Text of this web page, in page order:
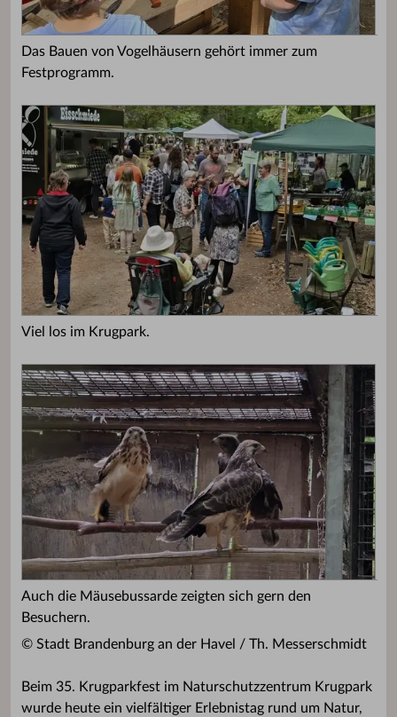
Das Bauen von Vogelhäusern gehört immer zum
Festprogramm.
Viel los im Krugpark.
Auch die Mäusebussarde zeigten sich gern den
Besuchern.
© Stadt Brandenburg an der Havel / Th. Messerschmidt
Beim 35. Krugparkfest im Naturschutzzentrum Krugpark
wurde heute ein vielfältiger Erlebnistag rund um Natur,